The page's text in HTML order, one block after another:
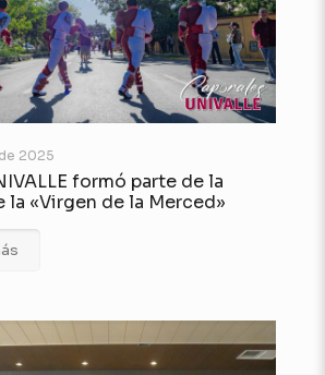
2025
formó parte de la
la «Virgen de la Merced»